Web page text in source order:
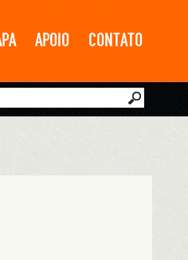
APOIO CONTATO